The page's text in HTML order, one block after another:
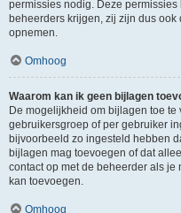
permissies nodig. Deze
beheerders krijgen, zij zijn dus
opnemen.
Omhoog
Waarom kan ik geen bijlagen
De mogelijkheid om bijlagen toe te
gebruikersgroep of per gebruiker
bijvoorbeeld zo ingesteld hebben
bijlagen mag toevoegen of dat
contact op met de beheerder als
kan toevoegen.
Omhoog